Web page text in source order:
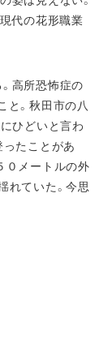
現代の花形職業
高所恐怖症の
と。秋田市の八
ひどいと言わ
ったことがあ
０メートルの外
れていた。今思